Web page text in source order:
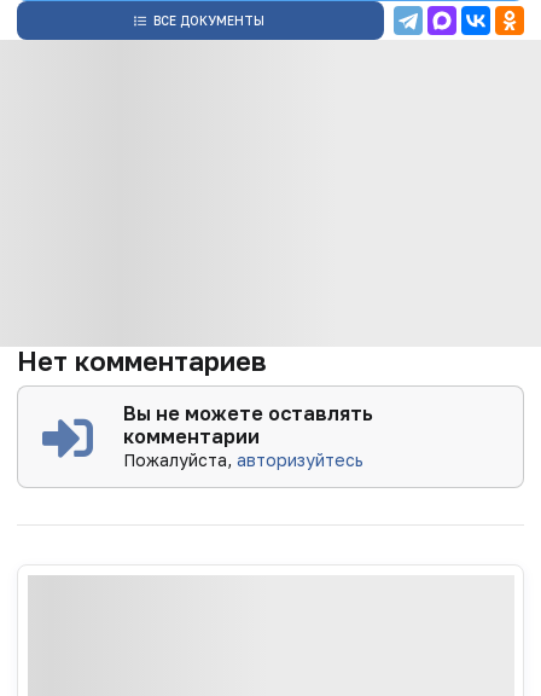
ВСЕ ДОКУМЕНТЫ
Нет комментариев
Вы не можете оставлять
комментарии
Пожалуйста,авторизуйтесь